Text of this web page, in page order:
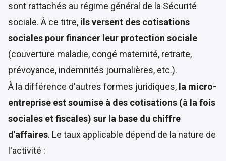
sont rattachés au régime général de la Sécurité
sociale. À ce titre, ils versent des cotisations
sociales pour financer leur protection sociale
(couverture maladie, congé maternité, retraite,
prévoyance, indemnités journalières, etc.).
À la différence d'autres formes juridiques, la micro-
entreprise est soumise à des cotisations (à la fois
sociales et fiscales) sur la base du chiffre
d'affaires. Le taux applicable dépend de la nature de
l'activité :